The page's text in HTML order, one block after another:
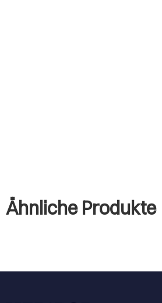
Ähnliche Produkte